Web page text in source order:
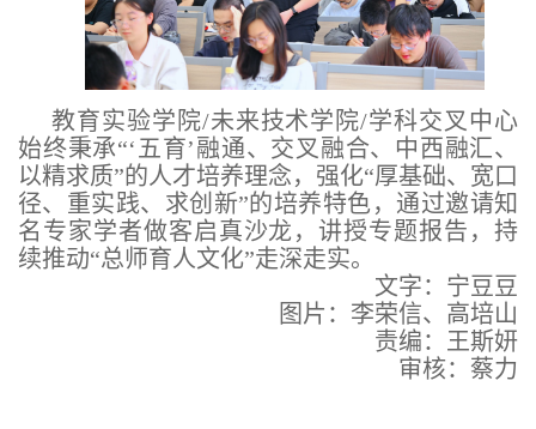
教育实验学院/未来技术学院/学科交叉中心
始终秉承“‘五育’融通、交叉融合、中西融汇、
以精求质”的人才培养理念，强化“厚基础、宽口
径、重实践、求创新”的培养特色，通过邀请知
名专家学者做客启真沙龙，讲授专题报告，持
续推动“总师育人文化”走深走实。
文字：宁豆豆
图片：李荣信、高培山
责编：王斯妍
审核：蔡力